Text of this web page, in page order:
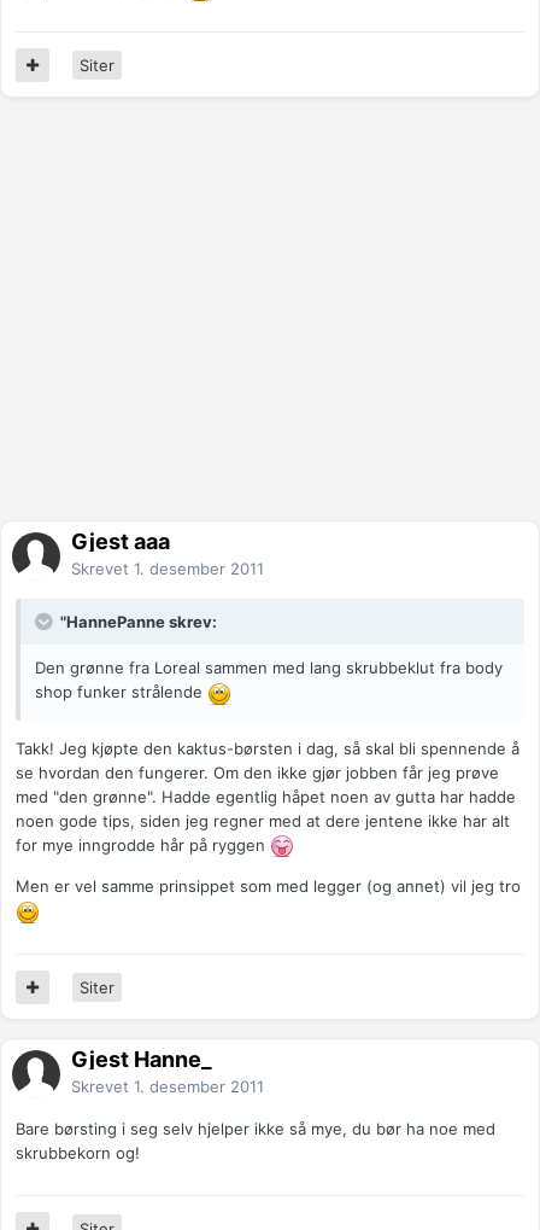
Siter
Gjest aaa
Skrevet 1. desember 2011
"HannePanne skrev:
Den grønne fra Loreal sammen med lang skrubbeklut fra body
shop funker strålende
Takk! Jeg kjøpte den kaktus-børsten i dag, så skal bli spennende å
se hvordan den fungerer. Om den ikke gjør jobben får jeg prøve
med "den grønne". Hadde egentlig håpet noen av gutta har hadde
noen gode tips, siden jeg regner med at dere jentene ikke har alt
for mye inngrodde hår på ryggen
Men er vel samme prinsippet som med legger (og annet) vil jeg tro
Siter
Gjest Hanne_
Skrevet 1. desember 2011
Bare børsting i seg selv hjelper ikke så mye, du bør ha noe med
skrubbekorn og!